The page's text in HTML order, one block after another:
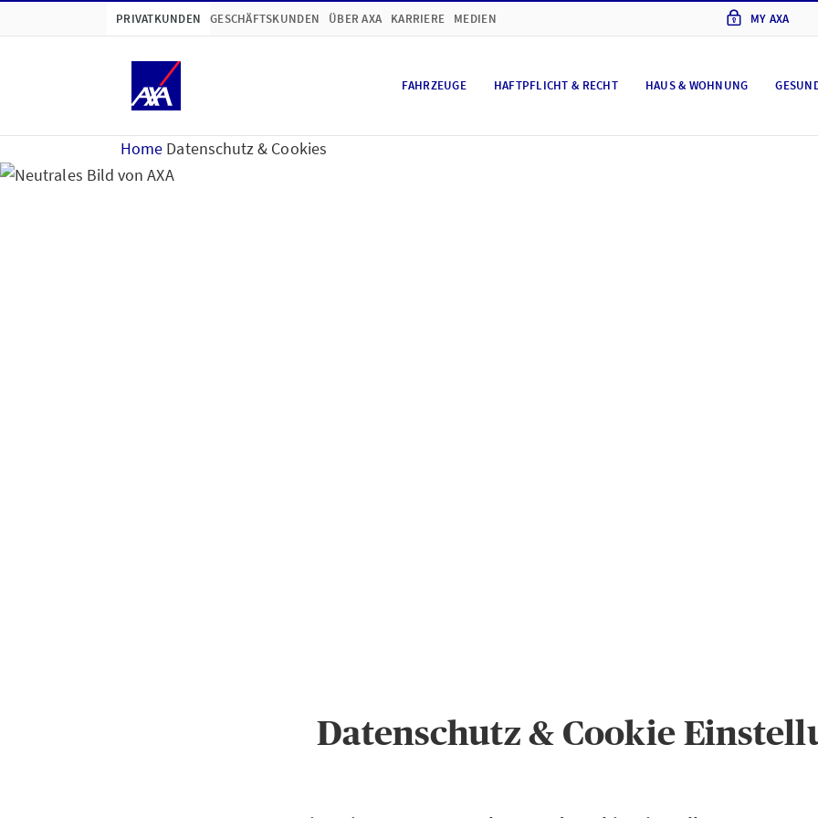
PRIVATKUNDEN GESCHÄFTSKUNDEN ÜBER AXA KARRIERE MEDIEN MY AXA
FAHRZEUGE HAFTPFLICHT & RECHT HAUS & WOHNUNG
Home Datenschutz & Cookies
Datenschutz & Cookie